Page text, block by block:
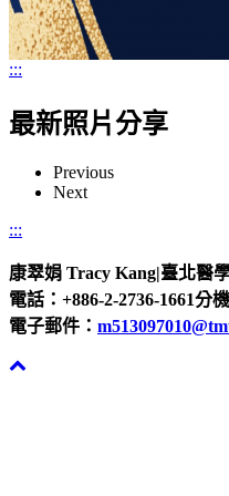
:::
最新照片分享
Previous
Next
:::
康翠娟 Tracy Kang|臺北醫
電話：+886-2-2736-1661分
電子郵件：